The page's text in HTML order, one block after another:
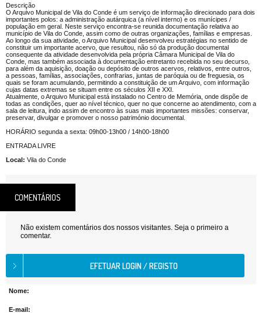
Descrição
O Arquivo Municipal de Vila do Conde é um serviço de informação direcionado para dois
importantes polos: a administração autárquica (a nível interno) e os munícipes /
população em geral. Neste serviço encontra-se reunida documentação relativa ao
município de Vila do Conde, assim como de outras organizações, famílias e empresas.
Ao longo da sua atividade, o Arquivo Municipal desenvolveu estratégias no sentido de
constituir um importante acervo, que resultou, não só da produção documental
consequente da atividade desenvolvida pela própria Câmara Municipal de Vila do
Conde, mas também associada à documentação entretanto recebida no seu decurso,
para além da aquisição, doação ou depósito de outros acervos, relativos, entre outros,
a pessoas, famílias, associações, confrarias, juntas de paróquia ou de freguesia, os
quais se foram acumulando, permitindo a constituição de um Arquivo, com informação
cujas datas extremas se situam entre os séculos XII e XXI.
Atualmente, o Arquivo Municipal está instalado no Centro de Memória, onde dispõe de
todas as condições, quer ao nível técnico, quer no que concerne ao atendimento, com a
sala de leitura, indo assim de encontro às suas mais importantes missões: conservar,
preservar, divulgar e promover o nosso património documental.
HORÁRIO segunda a sexta: 09h00-13h00 / 14h00-18h00
ENTRADA LIVRE
Local: Vila do Conde
COMENTÁRIOS
Não existem comentários dos nossos visitantes. Seja o primeiro a
comentar.
Nome:
E-mail: